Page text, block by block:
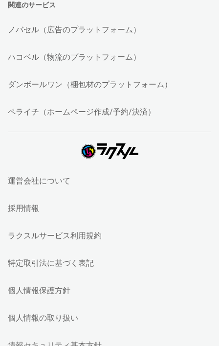
関連のサービス
ノバセル（広告のプラットフォーム）
ハコベル（物流のプラットフォーム）
ダンボールワン（梱包材のプラットフォーム）
ペライチ（ホームページ作成/予約/決済）
運営会社について
採用情報
ラクスルサービス利用規約
特定取引法に基づく表記
個人情報保護方針
個人情報の取り扱い